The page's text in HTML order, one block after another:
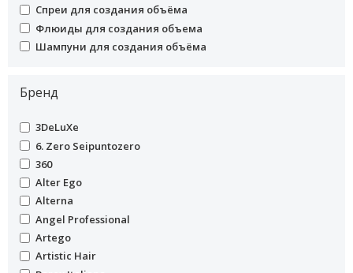
Лаки для волос
Ламинирование волос
Лосьоны для волос
Муссы и пенки
Окислители и активаторы
Осветляющие средства
Расчески для волос
Скрабы и пилинги для кожи головы
Спреи для волос
Средства для восстановления волос
Средства для завивки
Средства для защиты кожи при окрашивании
undefined
Спреи для создания объёма
undefined
Флюиды для создания объема
undefined
Шампуни для создания объёма
Бренд
undefined
3DeLuXe
undefined
6. Zero Seipuntozero
undefined
360
undefined
Alter Ego
undefined
Alterna
undefined
Angel Professional
undefined
Artego
undefined
Artistic Hair